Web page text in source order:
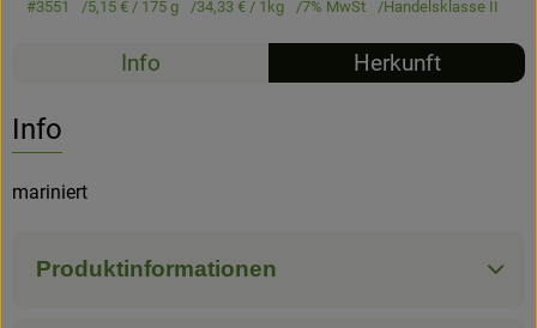
#3551 5,15 € / 175 g 34,33 € / 1kg 7% MwSt Handelsklasse II
Info Herkunft
Info
mariniert
Produktinformationen